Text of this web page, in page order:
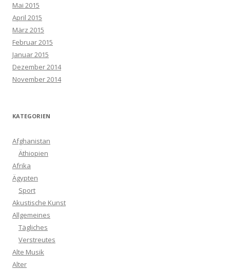
Mai 2015
April 2015
März 2015
Februar 2015
Januar 2015
Dezember 2014
November 2014
KATEGORIEN
Afghanistan
Äthiopien
Afrika
Ägypten
Sport
Akustische Kunst
Allgemeines
Tägliches
Verstreutes
Alte Musik
Alter